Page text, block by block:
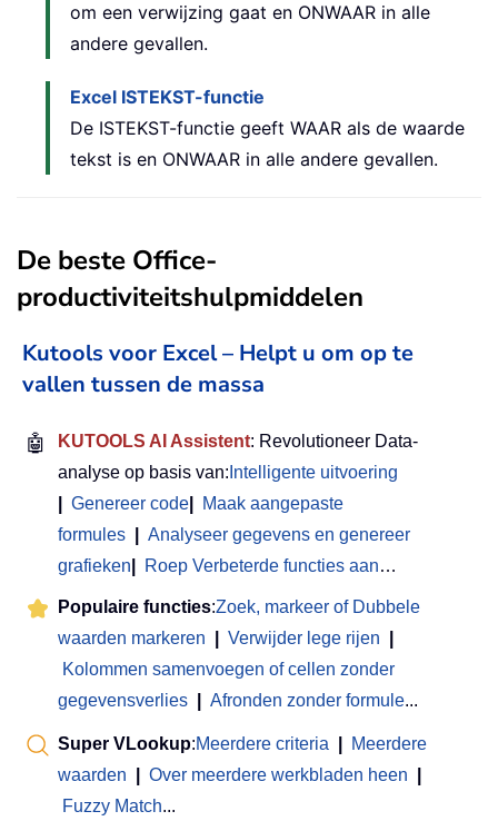
om een verwijzing gaat en ONWAAR in alle
andere gevallen.
Excel ISTEKST-functie
De ISTEKST-functie geeft WAAR als de waarde
tekst is en ONWAAR in alle andere gevallen.
De beste Office-
productiviteitshulpmiddelen
Kutools voor Excel – Helpt u om op te
vallen tussen de massa
🤖 KUTOOLS AI Assistent: Revolutioneer Data-
analyse op basis van: Intelligente uitvoering
Genereer code
Maak aangepaste
formules
Analyseer gegevens en genereer
grafieken
Roep Verbeterde functies aan…
Populaire functies:Zoek, markeer of Dubbele
waarden markeren
Verwijder lege rijen
Kolommen samenvoegen of cellen zonder
gegevensverlies
Afronden zonder formule...
Super VLookup:Meerdere criteria
Meerdere
waarden
Over meerdere werkbladen heen
Fuzzy Match...